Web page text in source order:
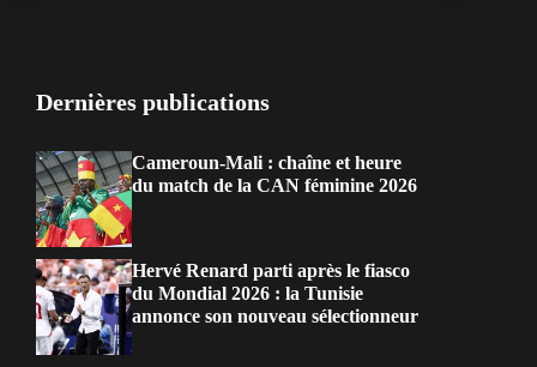
Dernières publications
Cameroun-Mali : chaîne et heure
du match de la CAN féminine 2026
Hervé Renard parti après le fiasco
du Mondial 2026 : la Tunisie
annonce son nouveau sélectionneur